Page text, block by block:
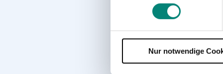
Nur notwendige